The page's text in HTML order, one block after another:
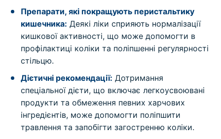
Препарати, які покращують перистальтику
кишечника: Деякі ліки сприяють нормалізації
кишкової активності, що може допомогти в
профілактиці коліки та поліпшенні регулярності
стільцю.
Дієтичні рекомендації: Дотримання
спеціальної дієти, що включає легкоусвоювані
продукти та обмеження певних харчових
інгредієнтів, може допомогти поліпшити
травлення та запобігти загостренню коліки.